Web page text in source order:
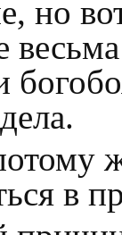
но
в